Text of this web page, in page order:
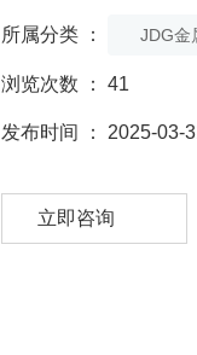
所属分类 ： JDG金
浏览次数 ： 41
发布时间 ： 2025-03-
立即咨询